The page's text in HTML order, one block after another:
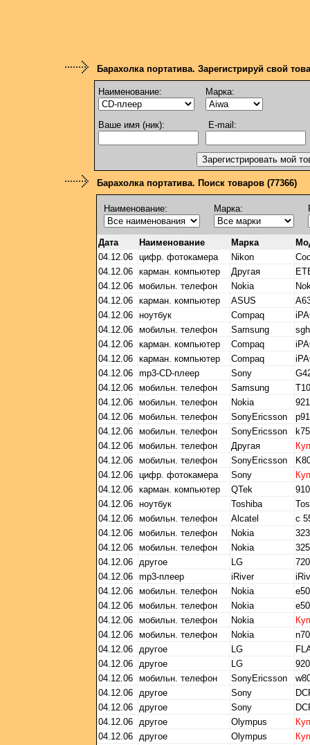
Барахолка портатива. Зарегистрируй свой
Наименование: Марка:
Ваше имя (ник): E-mail:
Барахолка портатива. Поиск товаров (77366)
Наименование: Марка:
Дата Наименование Марка
04.12.06 цифр. фотокамера Nikon
04.12.06 карман. компьютер Другая
04.12.06 мобильн. телефон Nokia
04.12.06 карман. компьютер ASUS
04.12.06 ноутбук Compaq
04.12.06 мобильн. телефон Samsung
04.12.06 карман. компьютер Compaq
04.12.06 карман. компьютер Compaq
04.12.06 mp3-CD-плеер Sony
04.12.06 мобильн. телефон Samsung
04.12.06 мобильн. телефон Nokia
04.12.06 мобильн. телефон SonyEricsson
04.12.06 мобильн. телефон SonyEricsson
04.12.06 мобильн. телефон Другая
04.12.06 мобильн. телефон SonyEricsson
04.12.06 цифр. фотокамера Sony
04.12.06 карман. компьютер QTek
04.12.06 ноутбук Toshiba
04.12.06 мобильн. телефон Alcatel
с
04.12.06 мобильн. телефон Nokia
04.12.06 мобильн. телефон Nokia
04.12.06 другое LG
04.12.06 mp3-плеер iRiver
04.12.06 мобильн. телефон Nokia
04.12.06 мобильн. телефон Nokia
04.12.06 мобильн. телефон Nokia
04.12.06 мобильн. телефон Nokia
04.12.06 другое LG
04.12.06 другое LG
04.12.06 мобильн. телефон SonyEricsson
04.12.06 другое Sony
04.12.06 другое Sony
04.12.06 другое Olympus
04.12.06 другое Olympus